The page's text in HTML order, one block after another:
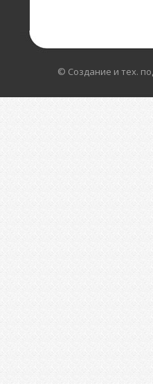
© Создание и тех.